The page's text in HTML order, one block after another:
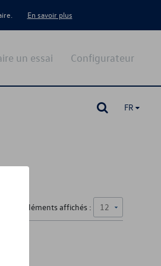
En savoir plus
Configurateur
un essai
FR
d'éléments affichés :